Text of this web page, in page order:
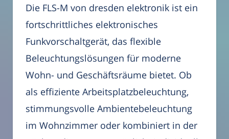
Die FLS-M von dresden elektronik ist ein
fortschrittliches elektronisches
Funkvorschaltgerät, das flexible
Beleuchtungslösungen für moderne
Wohn- und Geschäftsräume bietet. Ob
als effiziente Arbeitsplatzbeleuchtung,
stimmungsvolle Ambientebeleuchtung
im Wohnzimmer oder kombiniert in der